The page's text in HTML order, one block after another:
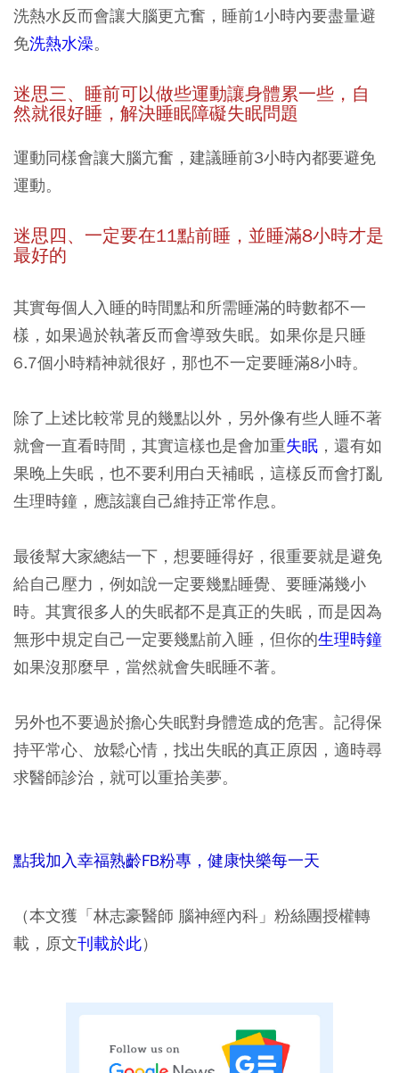
洗熱水反而會讓大腦更亢奮，睡前1小時內要盡量避
免洗熱水澡。
迷思三、睡前可以做些運動讓身體累一些，自
然就很好睡，解決睡眠障礙失眠問題
運動同樣會讓大腦亢奮，建議睡前3小時內都要避免
運動。
迷思四、一定要在11點前睡，並睡滿8小時才是
最好的
其實每個人入睡的時間點和所需睡滿的時數都不一
樣，如果過於執著反而會導致失眠。如果你是只睡
6.7個小時精神就很好，那也不一定要睡滿8小時。
除了上述比較常見的幾點以外，另外像有些人睡不著
就會一直看時間，其實這樣也是會加重失眠 ，還有如
果晚上失眠，也不要利用白天補眠，這樣反而會打亂
生理時鐘，應該讓自己維持正常作息。
最後幫大家總結一下，想要睡得好，很重要就是避免
給自己壓力，例如說一定要幾點睡覺、要睡滿幾小
時。其實很多人的失眠都不是真正的失眠，而是因為
無形中規定自己一定要幾點前入睡，但你的生理時鐘
如果沒那麼早，當然就會失眠睡不著。
另外也不要過於擔心失眠對身體造成的危害。記得保
持平常心、放鬆心情，找出失眠的真正原因，適時尋
求醫師診治，就可以重拾美夢。
點我加入幸福熟齡FB粉專，健康快樂每一天
（本文獲「林志豪醫師 腦神經內科」粉絲團授權轉
載，原文刊載於此）